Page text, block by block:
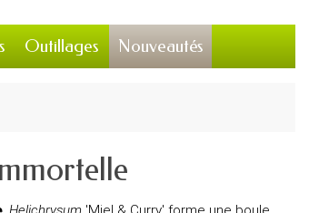
Outillages Nouveautés